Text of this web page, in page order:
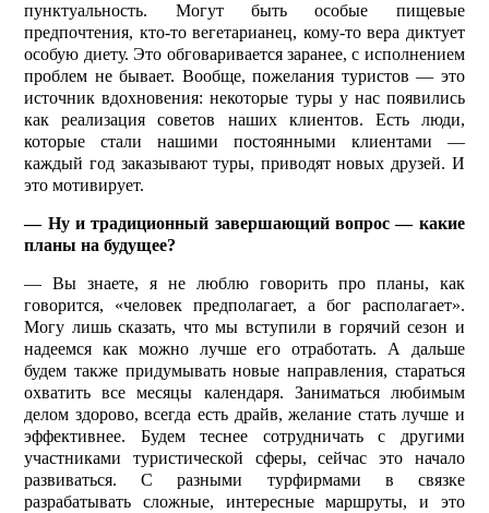
пунктуальность. Могут быть особые пищевые
предпочтения, кто-то вегетарианец, кому-то вера диктует
особую диету. Это обговаривается заранее, с исполнением
проблем не бывает. Вообще, пожелания туристов — это
источник вдохновения: некоторые туры у нас появились
как реализация советов наших клиентов. Есть люди,
которые стали нашими постоянными клиентами —
каждый год заказывают туры, приводят новых друзей. И
это мотивирует.
— Ну и традиционный завершающий вопрос — какие
планы на будущее?
— Вы знаете, я не люблю говорить про планы, как
говорится, «человек предполагает, а бог располагает».
Могу лишь сказать, что мы вступили в горячий сезон и
надеемся как можно лучше его отработать. А дальше
будем также придумывать новые направления, стараться
охватить все месяцы календаря. Заниматься любимым
делом здорово, всегда есть драйв, желание стать лучше и
эффективнее. Будем теснее сотрудничать с другими
участниками туристической сферы, сейчас это начало
развиваться. С разными турфирмами в связке
разрабатывать сложные, интересные маршруты, и это